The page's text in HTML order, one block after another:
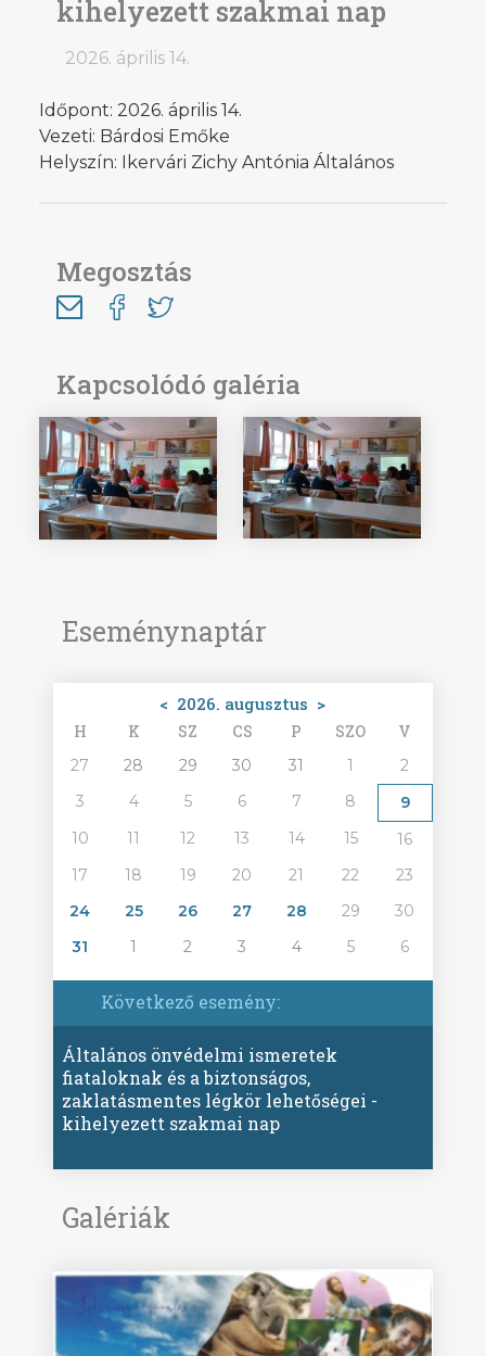
Eseménynaptár
< 2026. augusztus >
H K SZ CS P SZO V
27 28 29 30 31 1
2
3
4 5 6 7 8
9
10
11 12 13 14 15
16
17
18 19 20 21 22
23
24
25 26 27 28 29
30
31
1 2 3 4 5 6
Következő esemény:
Általános önvédelmi ismeretek
fiataloknak és a biztonságos,
zaklatásmentes légkör lehetőségei -
kihelyezett szakmai nap
Galériák
kihelyezett szakmai nap
2026. április 14.
Időpont: 2026. április 14.
Vezeti: Bárdosi Emőke
Helyszín: Ikervári Zichy Antónia Általános
Megosztás
Kapcsolódó galéria